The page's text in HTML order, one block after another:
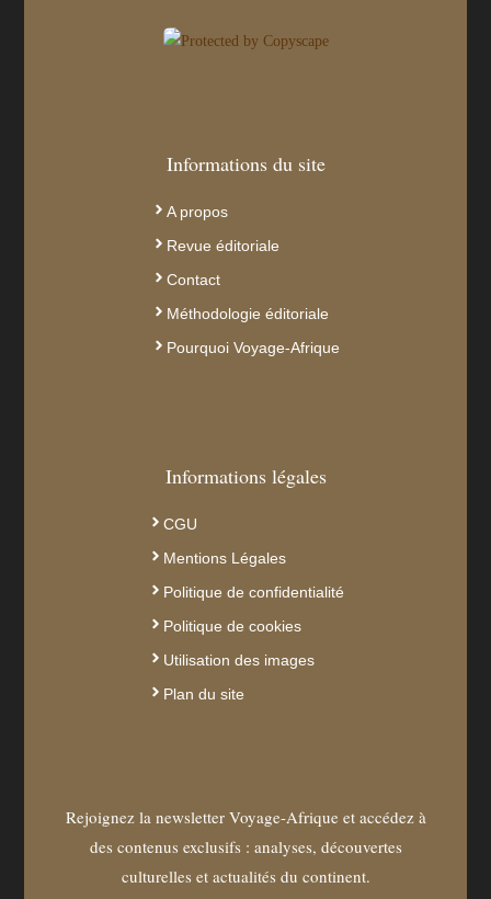
Informations du site
A propos
Revue éditoriale
Contact
Méthodologie éditoriale
Pourquoi Voyage-Afrique
Informations légales
CGU
Mentions Légales
Politique de confidentialité
Politique de cookies
Utilisation des images
Plan du site
Rejoignez la newsletter Voyage-Afrique et accédez à
des contenus exclusifs : analyses, découvertes
culturelles et actualités du continent.